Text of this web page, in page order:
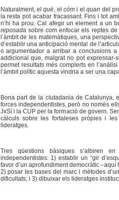
Naturalment, elquè , elcóm i elquan del
la resta pot acabar fracassant. Fins i tot
n’hi ha prou. Cal afegir un element a un
reposada sobre com enfocar els reptes
l’àmbit de les matemàtiques, una
d’establir una anticipació mental de
o argumentador a arribar a conclusions
addicional que, malgrat no pot expressar-
permet resultats més complerts en
l’àmbit polític aquesta vindria a ser una
Bona part de la ciutadania de Catalunya,
forces independentistes, però no només
JxSí i la CUP per la formació de govern.
càlculs sobre les fortaleses pròpies i
lideratges.
Tres qüestions bàsiques s’albiren
independentistes: 1) establir un “gir
favor d’un aprofundiment democràtic
2) posar les bases del marc i mètodes
dificultats; i 3) dibuixar els lideratges